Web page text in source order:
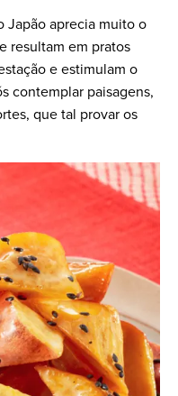
Japão aprecia muito o
resultam em pratos
e estimulam o
contemplar paisagens,
que tal provar os